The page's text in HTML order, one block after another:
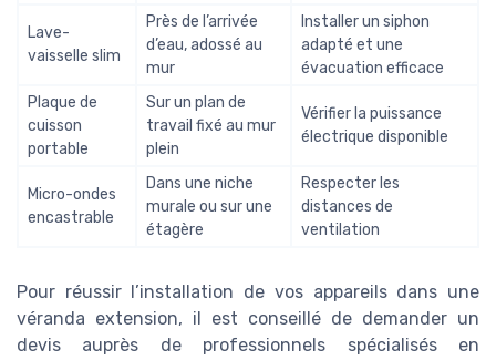
Lave-
vaisselle slim
Près de l’arrivée
d’eau, adossé au
mur
Installer un siphon
adapté et une
évacuation efficace
Plaque de
cuisson
portable
Sur un plan de
travail fixé au mur
plein
Vérifier la puissance
électrique disponible
Micro-ondes
encastrable
Dans une niche
murale ou sur une
étagère
Respecter les
distances de
ventilation
Pour réussir l’installation de vos appareils dans une
véranda extension, il est conseillé de demander un
devis auprès de professionnels spécialisés en